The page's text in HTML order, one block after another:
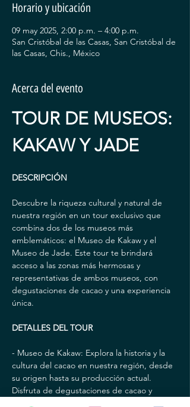
Horario y ubicación
09 may 2025, 2:00 p.m. – 4:00 p.m.
San Cristóbal de las Casas, San Cristóbal de
las Casas, Chis., México
Acerca del evento
TOUR DE MUSEOS:
KAKAW Y JADE
DESCRIPCIÓN
Descubre la riqueza cultural y natural de
nuestra región en un tour exclusivo que
combina dos de los museos más
emblemáticos: el Museo de Kakaw y el
Museo de Jade. Este tour te brindará
acceso a las zonas más hermosas y
representativas de ambos museos, con
degustaciones de cacao y una experiencia
única.
DETALLES DEL TOUR
- Museo de Kakaw: Explora la historia y la
cultura del cacao en nuestra región, desde
su origen hasta su producción actual.
Disfruta de degustaciones de cacao y